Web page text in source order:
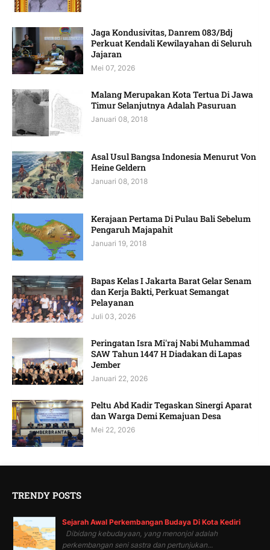
Jaga Kondusivitas, Danrem 083/Bdj
Perkuat Kendali Kewilayahan di Seluruh
Jajaran
Mei 07, 2026
Malang Merupakan Kota Tertua Di Jawa
Timur Selanjutnya Adalah Pasuruan
Januari 08, 2018
Asal Usul Bangsa Indonesia Menurut Von
Heine Geldern
Januari 08, 2018
Kerajaan Pertama Di Pulau Bali Sebelum
Pengaruh Majapahit
Januari 19, 2018
Bapas Kelas I Jakarta Barat Gelar Senam
dan Kerja Bakti, Perkuat Semangat
Pelayanan
Juli 03, 2026
Peringatan Isra Mi'raj Nabi Muhammad
SAW Tahun 1447 H Diadakan di Lapas
Jember
Januari 22, 2026
Peltu Abd Kadir Tegaskan Sinergi Aparat
dan Warga Demi Kemajuan Desa
Mei 22, 2026
TRENDY POSTS
Sejarah Awal Perkembangan Budaya Di Kota Kediri
Dibidang kebudayaan, yang menonjol adalah
perkembangan seni sastra dan pertunjukan...